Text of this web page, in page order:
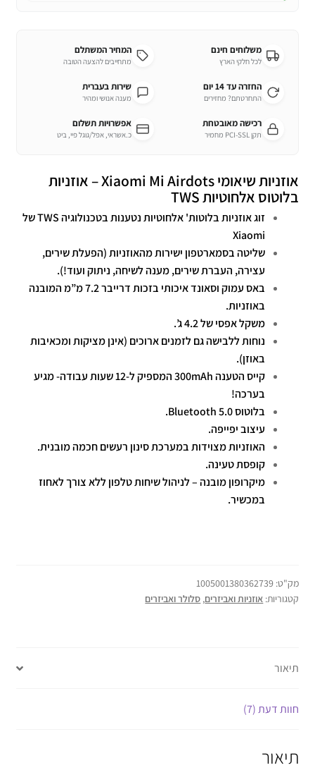
משלוחים חינם
לכל חלקי הארץ
המחיר המשתלם
מתחייבים להצעה הטובה
החזרה עד 14 יום
התחרטתם? מחזירים
שירות בעברית
מענה אנושי ומהיר
רכישה מאובטחת
תקן PCI-SSL מחמיר
אפשרויות תשלום
כ.אשראי, אפל/גוגל פיי, ביט
אוזניות שיאומי Xiaomi Mi Airdots – אוזניות
בלוטוס אלחוטיות TWS
זוג אוזניות בלוטות' אלחוטיות נטענות בטכנולוגיה TWS של
Xiaomi
שליטה בסמארטפון ישירות מהאוזניות (הפעלת שירים,
עצירה, העברת שירים, מענה לשיחה, ניתוק ועוד!).
באס עמוק וסאונד איכותי בזכות דרייבר 7.2 מ”מ המובנה
באוזניות.
משקל אפסי של 4.2 ג’.
נוחות ללבישה גם לזמנים ארוכים (אינן מציקות ומכאיבות
באוזן).
קייס הטענה 300mAh המספיק ל-12 שעות עבודה- מגיע
בערכה!
בלוטוס Bluetooth 5.0.
עיצוב יפייפה.
האוזניות מצוידות במערכת סינון רעשים חכמה מובנית.
קופסת טעינה.
מיקרופון מובנה – לניהול שיחות טלפון ללא צורך לאחוז
במכשיר.
מק"ט: 1005001380362739
קטגוריות: אוזניות ואביזרים, סלולר ואביזרים
תיאור
חוות דעת (7)
תיאור